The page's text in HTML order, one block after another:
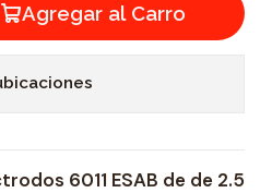
Agregar al Carro
6011 ESAB de de 2.5